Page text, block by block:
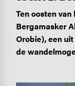
Ten oosten
Bergamasker
Orobie), een
de